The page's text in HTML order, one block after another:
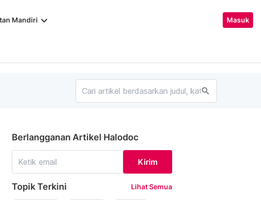
Mandiri keyboard_arrow_down Masuk
search
Berlangganan Artikel Halodoc
Kirim
Topik Terkini Lihat Semua